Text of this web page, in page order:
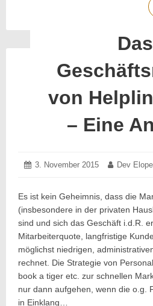
Das
von
– Eine
Posted
3. November 2015 Author:
Dev
Es ist kein Geheimnis, dass die
(insbesondere in der privaten
sind und sich das Geschäft i.d.R.
Mitarbeiterquote, langfristige
möglichst niedrigen,
rechnet. Die Strategie von
book a tiger etc. zur schnellen
nur dann aufgehen, wenn die o.g.
in Einklang…